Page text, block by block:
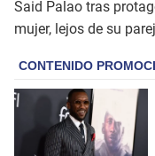
Said Palao tras
mujer, lejos de su